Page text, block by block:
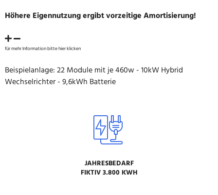
Höhere Eigennutzung ergibt vorzeitige Amortisierung!
für mehr Information bitte hier klicken
Beispielanlage: 22 Module mit je 460w - 10kW Hybrid
Wechselrichter - 9,6kWh Batterie
JAHRESBEDARF
FIKTIV 3.800 KWH